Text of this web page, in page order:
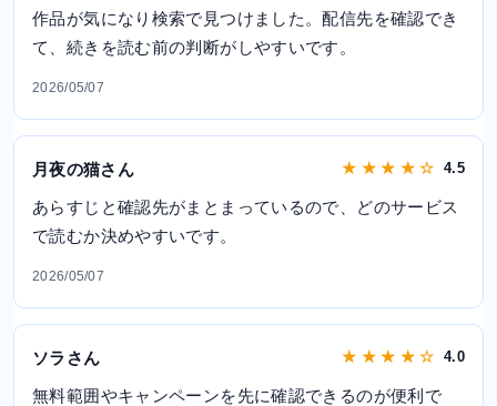
作品が気になり検索で見つけました。配信先を確認でき
て、続きを読む前の判断がしやすいです。
2026/05/07
月夜の猫さん ★ ★ ★ ★ ☆ 4.5
あらすじと確認先がまとまっているので、どのサービス
で読むか決めやすいです。
2026/05/07
ソラさん ★ ★ ★ ★ ☆ 4.0
無料範囲やキャンペーンを先に確認できるのが便利で